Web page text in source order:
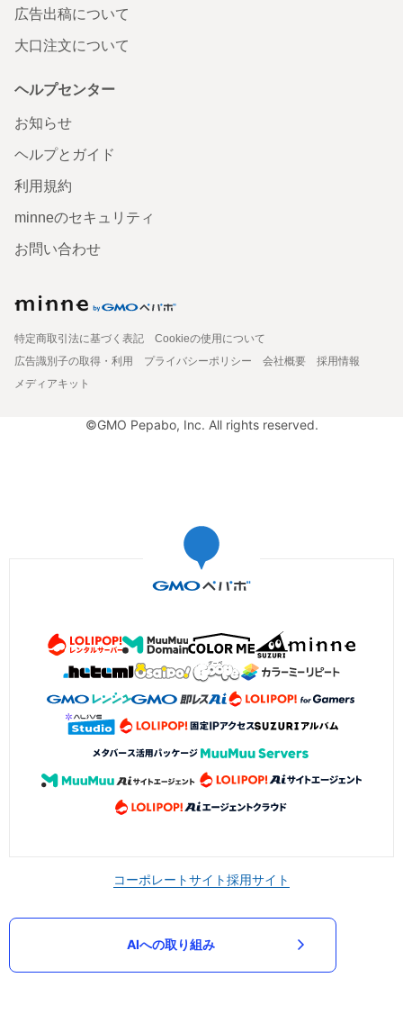
広告出稿について
大口注文について
ヘルプセンター
お知らせ
ヘルプとガイド
利用規約
minneのセキュリティ
お問い合わせ
特定商取引法に基づく表記
Cookieの使用について
広告識別子の取得・利用
プライバシーポリシー 会社概要
採用情報
メディアキット
©GMO Pepabo, Inc. All rights reserved.
コーポレートサイト採用サイト
AIへの取り組み